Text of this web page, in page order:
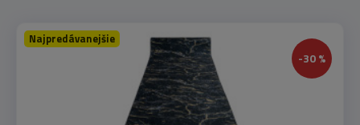
-30 %
Najpredávanejšie